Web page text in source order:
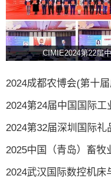
CIMIE2024第22届中
2024成都农博会(第十
2024第24届中国国际
2024第32届深圳国际礼
2025中国（青岛）畜牧
2024武汉国际数控机床